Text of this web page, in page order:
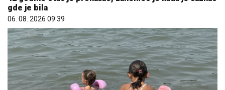
gde je bila
06. 08. 2026 09:39